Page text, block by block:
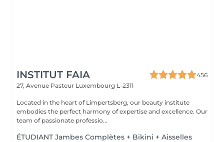
INSTITUT FAIA
456
27, Avenue Pasteur Luxembourg L-2311
Located in the heart of Limpertsberg, our beauty institute
embodies the perfect harmony of expertise and excellence. Our
team of passionate professio...
ÉTUDIANT Jambes Complètes + Bikini + Aisselles